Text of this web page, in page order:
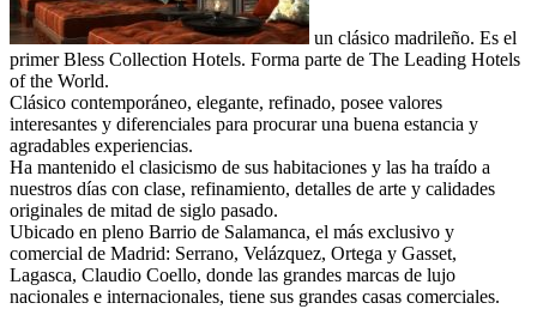
un clásico madrileño. Es el
primer Bless Collection Hotels. Forma parte de The Leading Hotels
of the World.
Clásico contemporáneo, elegante, refinado, posee valores
interesantes y diferenciales para procurar una buena estancia y
agradables experiencias.
Ha mantenido el clasicismo de sus habitaciones y las ha traído a
nuestros días con clase, refinamiento, detalles de arte y calidades
originales de mitad de siglo pasado.
Ubicado en pleno Barrio de Salamanca, el más exclusivo y
comercial de Madrid: Serrano, Velázquez, Ortega y Gasset,
Lagasca, Claudio Coello, donde las grandes marcas de lujo
nacionales e internacionales, tiene sus grandes casas comerciales.